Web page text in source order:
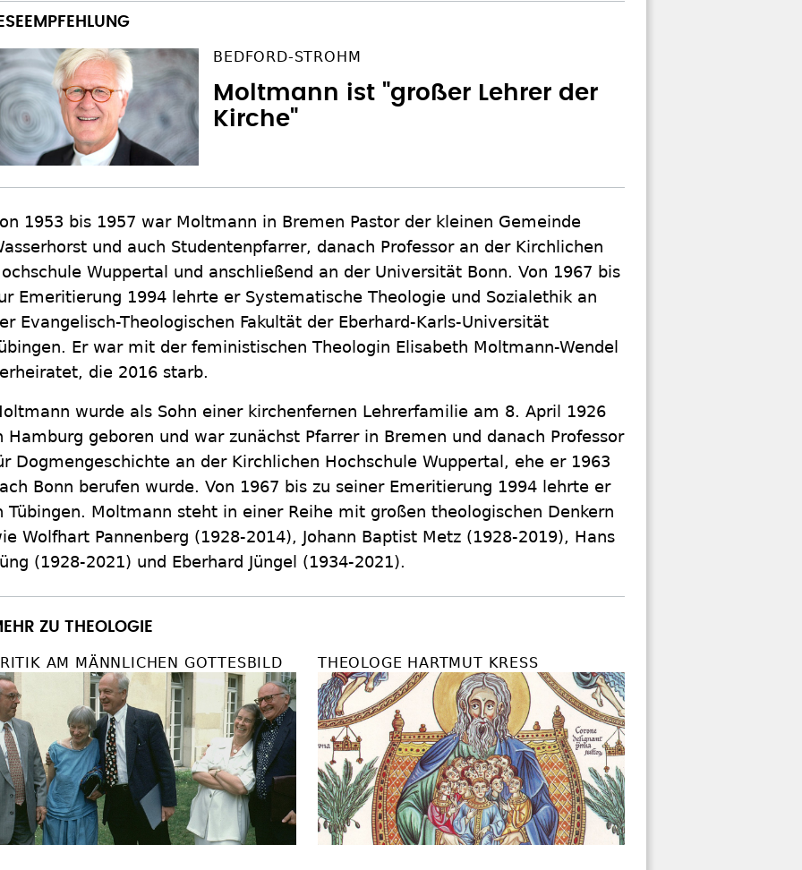
BEDFORD-STROHM
Moltmann ist "großer Lehrer der
Kirche"
1953 bis 1957 war Moltmann in Bremen Pastor der kleinen Gemeinde
und auch Studentenpfarrer, danach Professor an der Kirchlichen
Wuppertal und anschließend an der Universität Bonn. Von 1967 bis
Emeritierung 1994 lehrte er Systematische Theologie und Sozialethik an
Evangelisch-Theologischen Fakultät der Eberhard-Karls-Universität
Er war mit der feministischen Theologin Elisabeth Moltmann-Wendel
die 2016 starb.
wurde als Sohn einer kirchenfernen Lehrerfamilie am 8. April 1926
Hamburg geboren und war zunächst Pfarrer in Bremen und danach Professor
Dogmengeschichte an der Kirchlichen Hochschule Wuppertal, ehe er 1963
Bonn berufen wurde. Von 1967 bis zu seiner Emeritierung 1994 lehrte er
Tübingen. Moltmann steht in einer Reihe mit großen theologischen Denkern
Wolfhart Pannenberg (1928-2014), Johann Baptist Metz (1928-2019), Hans
(1928-2021) und Eberhard Jüngel (1934-2021).
ZU THEOLOGIE
AM MÄNNLICHEN GOTTESBILD THEOLOGE HARTMUT KRESS